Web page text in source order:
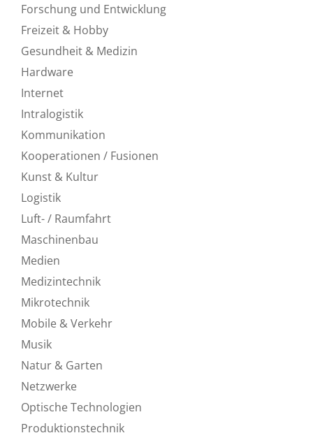
Forschung und Entwicklung
Freizeit & Hobby
Gesundheit & Medizin
Hardware
Internet
Intralogistik
Kommunikation
Kooperationen / Fusionen
Kunst & Kultur
Logistik
Luft- / Raumfahrt
Maschinenbau
Medien
Medizintechnik
Mikrotechnik
Mobile & Verkehr
Musik
Natur & Garten
Netzwerke
Optische Technologien
Produktionstechnik